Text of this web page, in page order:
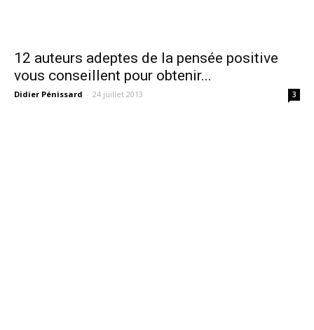
12 auteurs adeptes de la pensée positive
vous conseillent pour obtenir...
Didier Pénissard - 24 juillet 2013 3